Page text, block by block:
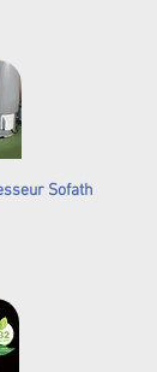
Sofath